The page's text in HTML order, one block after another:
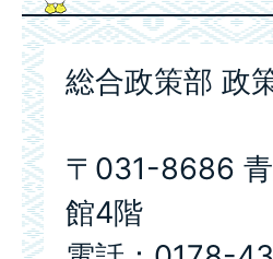
総合政策部 政
〒031-8686 青
館4階